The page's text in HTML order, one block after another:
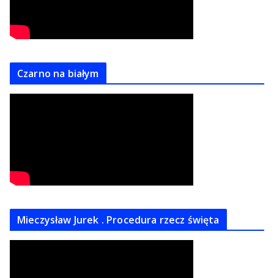
Czarno na białym
Mieczysław Jurek . Procedura rzecz święta